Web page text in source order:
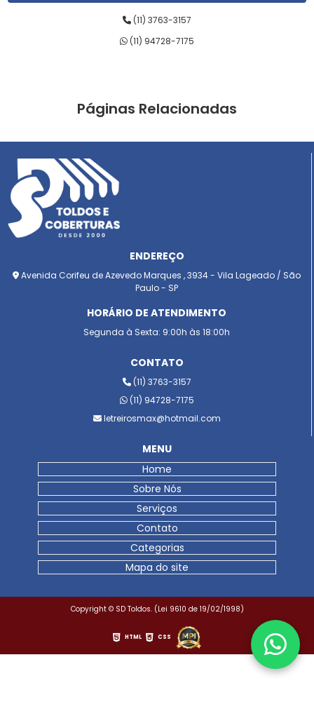
(11) 3763-3157
(11) 94728-7175
Páginas Relacionadas
ENDEREÇO
Avenida Corifeu de Azevedo Marques , 3934 - Vila Lageado / São
Paulo - SP
HORÁRIO DE ATENDIMENTO
Segunda à Sexta: 9:00h às 18:00h
CONTATO
(11) 3763-3157
(11) 94728-7175
letreirosmax@hotmail.com
MENU
Home
Sobre Nós
Serviços
Contato
Categorias
Mapa do site
Copyright © SD Toldos. (Lei 9610 de 19/02/1998)
HTML CSS